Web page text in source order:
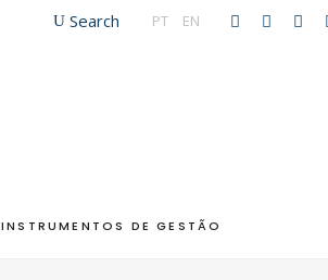
Search PT EN
INSTRUMENTOS DE GESTÃO